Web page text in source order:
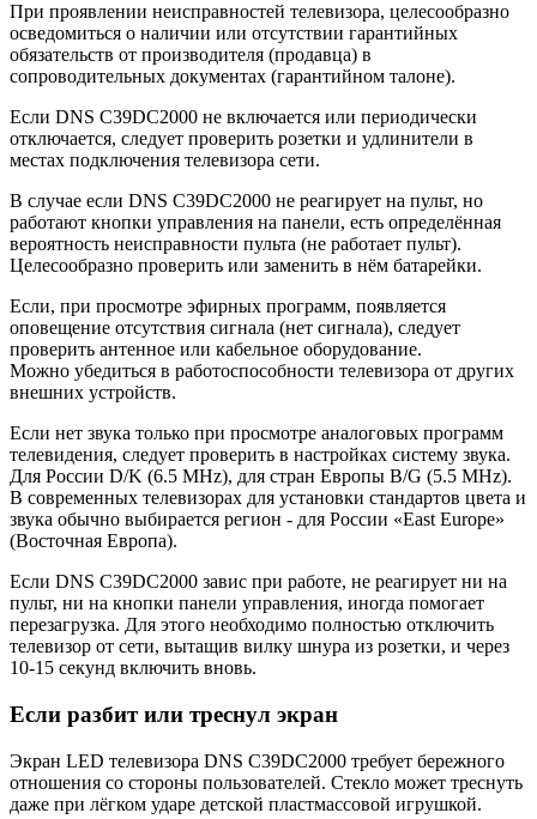
При проявлении неисправностей телевизора, целесообразно
осведомиться о наличии или отсутствии гарантийных
обязательств от производителя (продавца) в
сопроводительных документах (гарантийном талоне).
Если DNS C39DC2000 не включается или периодически
отключается, следует проверить розетки и удлинители в
местах подключения телевизора сети.
В случае если DNS C39DC2000 не реагирует на пульт, но
работают кнопки управления на панели, есть определённая
вероятность неисправности пульта (не работает пульт).
Целесообразно проверить или заменить в нём батарейки.
Если, при просмотре эфирных программ, появляется
оповещение отсутствия сигнала (нет сигнала), следует
проверить антенное или кабельное оборудование.
Можно убедиться в работоспособности телевизора от других
внешних устройств.
Если нет звука только при просмотре аналоговых программ
телевидения, следует проверить в настройках систему звука.
Для России D/K (6.5 MHz), для стран Европы B/G (5.5 MHz).
В современных телевизорах для установки стандартов цвета и
звука обычно выбирается регион - для России «East Europe»
(Восточная Европа).
Если DNS C39DC2000 завис при работе, не реагирует ни на
пульт, ни на кнопки панели управления, иногда помогает
перезагрузка. Для этого необходимо полностью отключить
телевизор от сети, вытащив вилку шнура из розетки, и через
10-15 секунд включить вновь.
Если разбит или треснул экран
Экран LED телевизора DNS C39DC2000 требует бережного
отношения со стороны пользователей. Стекло может треснуть
даже при лёгком ударе детской пластмассовой игрушкой.